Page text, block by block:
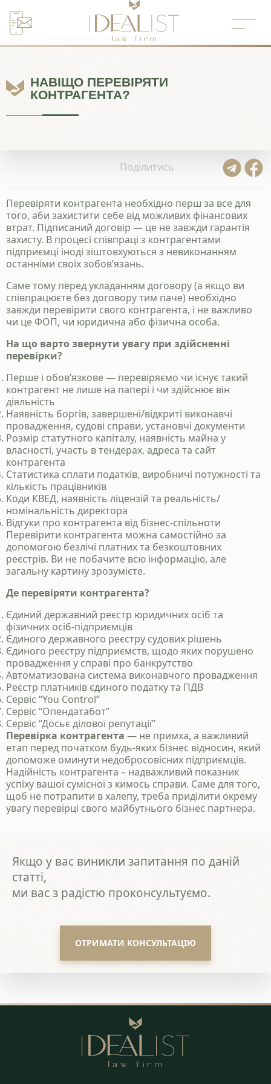
Перейти
до
НАВІЩО ПЕРЕВІРЯТИ
КОНТРАГЕНТА?
Поділитись
Перевіряти контрагента необхідно перш за все для
того, аби захистити себе від можливих фінансових
втрат. Підписаний договір — це не завжди гарантія
захисту. В процесі співпраці з контрагентами
підприємці іноді зіштовхуються з невиконанням
останніми своїх зобов’язань.
Саме тому перед укладанням договору (а якщо ви
співпрацюєте без договору тим паче) необхідно
завжди перевірити свого контрагента, і не важливо
чи це ФОП, чи юридична або фізична особа.
На що варто звернути увагу при здійсненні
перевірки?
Перше і обов’язкове — перевіряємо чи існує такий
контрагент не лише на папері і чи здійснює він
діяльність
Наявність боргів, завершені/відкриті виконавчі
провадження, судові справи, установчі документи
Розмір статутного капіталу, наявність майна у
власності, участь в тендерах, адреса та сайт
контрагента
Статистика сплати податків, виробничі потужності та
кількість працівників
Коди КВЕД, наявність ліцензій та реальність/
номінальність директора
Відгуки про контрагента від бізнес-спільноти
Перевірити контрагента можна самостійно за
допомогою безлічі платних та безкоштовних
реєстрів. Ви не побачите всю інформацію, але
загальну картину зрозумієте.
Де перевіряти контрагента?
Єдиний державний реєстр юридичних осіб та
фізичних осіб-підприємців
Єдиного державного реєстру судових рішень
Єдиного реєстру підприємств, щодо яких порушено
провадження у справі про банкрутство
Автоматизована система виконавчого провадження
Реєстр платників єдиного податку та ПДВ
Сервіс “You Control”
Сервіс “Опендатабот”
Сервіс “Досьє ділової репутації”
Перевірка контрагента — не примха, а важливий
етап перед початком будь-яких бізнес відносин, який
допоможе оминути недобросовісних підприємців.
Надійність контрагента – надважливий показник
успіху вашої сумісної з кимось справи. Саме для того,
щоб не потрапити в халепу, треба приділити окрему
увагу перевірці свого майбутнього бізнес партнера.
Якщо у вас виникли запитання по даній
статті,
ми вас з радістю проконсультуємо.
ОТРИМАТИ КОНСУЛЬТАЦІЮ
Станьте нашим
клієнтом
Зателефонуйте нам, напишіть у telegram, чи
заповінть форму і ми зв`яжемось з вами
+38 050 976 25 47
Надіслати
Політика конфіденційності